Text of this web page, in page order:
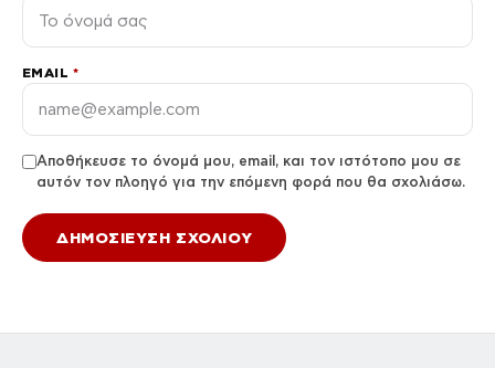
EMAIL *
Αποθήκευσε το όνομά μου, email, και τον ιστότοπο μου σε
αυτόν τον πλοηγό για την επόμενη φορά που θα σχολιάσω.